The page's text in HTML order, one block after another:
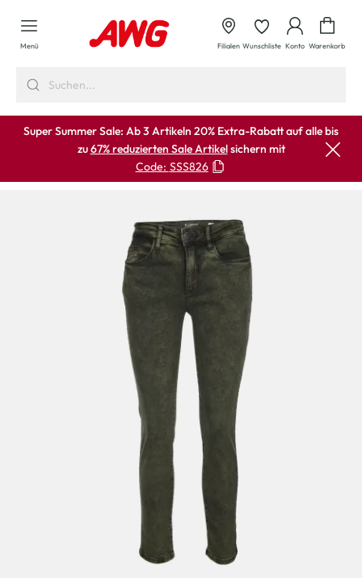
springen
Menü Filialen Wunschliste Konto Warenkorb
Super Summer Sale: Ab 3 Artikeln 20% Extra-Rabatt auf alle bis
zu67% reduzierten Sale Artikelsichern mit
Code: SSS826